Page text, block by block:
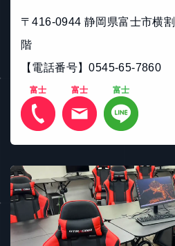
〒416-0944 静岡県富士市横
階
【電話番号】0545-65-7860
富士 富士 富士